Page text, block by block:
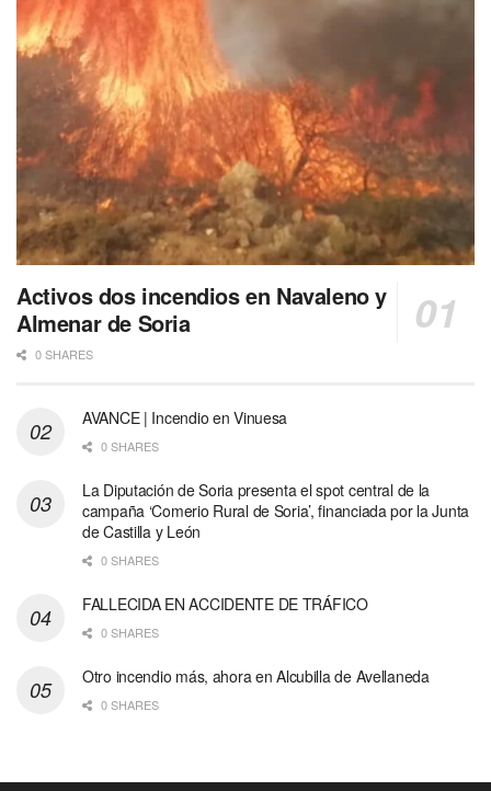
Activos dos incendios en Navaleno y
Almenar de Soria
0 SHARES
AVANCE | Incendio en Vinuesa
0 SHARES
La Diputación de Soria presenta el spot central de la
campaña ‘Comerio Rural de Soria’, financiada por la Junta
de Castilla y León
0 SHARES
FALLECIDA EN ACCIDENTE DE TRÁFICO
0 SHARES
Otro incendio más, ahora en Alcubilla de Avellaneda
0 SHARES